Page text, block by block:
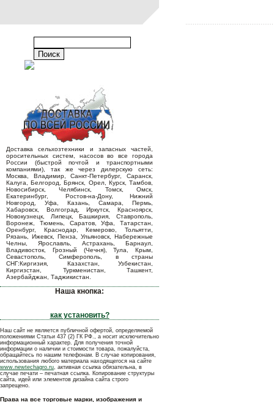
Доставка сельхозтехники и запасных частей,
оросительных систем, насосов во все города
России (быстрой почтой и транспортными
компаниями), так же через дилерскую сеть:
Москва, Владимир, Санкт-Петербург, Саранск,
Калуга, Белгород, Брянск, Орел, Курск, Тамбов,
Новосибирск, Челябинск, Томск, Омск,
Екатеринбург, Ростов-на-Дону, Нижний
Новгород, Уфа, Казань, Самара, Пермь,
Хабаровск, Волгоград, Иркутск, Красноярск,
Новокузнецк, Липецк, Башкирия, Ставрополь,
Воронеж, Тюмень, Саратов, Уфа, Татарстан,
Оренбург, Краснодар, Кемерово, Тольятти,
Рязань, Ижевск, Пенза, Ульяновск, Набережные
Челны, Ярославль, Астрахань, Барнаул,
Владивосток, Грозный (Чечня), Тула, Крым,
Севастополь, Симферополь, в страны
СНГ:Киргизия, Казахстан, Узбекистан,
Киргизстан, Туркменистан, Ташкент,
Азербайджан, Таджикистан.
Наша кнопка:
как установить?
Наш сайт не является публичной офертой, определяемой
положениями Статьи 437 (2) ГК РФ., а носит исключительно
информационный характер. Для получения точной
информации о наличии и стоимости товара, пожалуйста,
обращайтесь по нашим телефонам. В случае копирования,
использования любого материала находящегося на сайте
www.newtechagro.ru, активная ссылка обязательна, в
случае печати – печатная ссылка. Копирование структуры
сайта, идей или элементов дизайна сайта строго
запрещено.
Права на все торговые марки, изображения и